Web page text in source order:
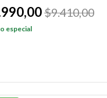
$9.410,00
especial